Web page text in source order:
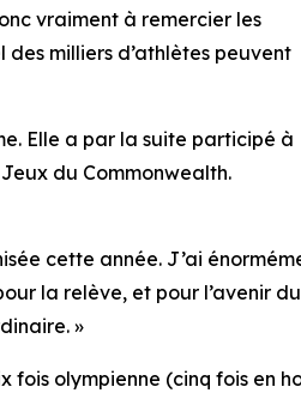
vraiment à remercier les
des milliers d’athlètes peuvent
Elle a par la suite participé à
du Commonwealth.
cette année. J’ai
la relève, et pour l’avenir du
»
fois olympienne (cinq fois en